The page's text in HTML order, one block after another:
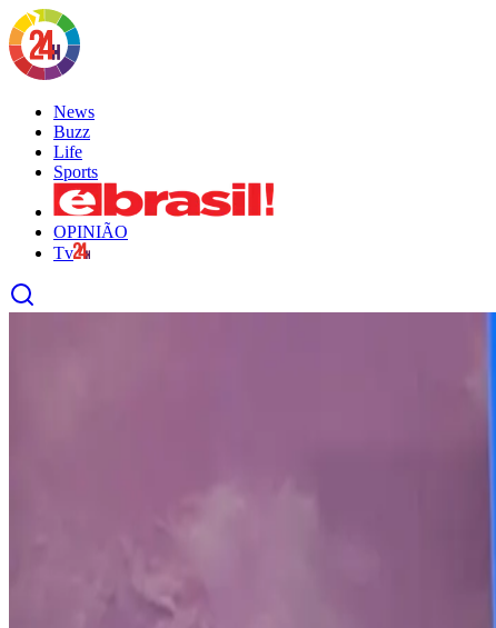
News
Buzz
Life
Sports
OPINIÃO
Tv